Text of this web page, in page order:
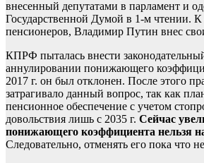
внесенный депутатами в парламент и
Государственной Думой в 1-м чтении.
пенсионеров, Владимир Путин внес
КПРФ пыталась внести
аннулировании понижающего
2017 г. он был отклонен. После этого
затрагивало данный вопрос, так как
пенсионное обеспечение с учетом
довольствия лишь с 2035 г. Сейчас
понижающего коэффициента нельзя
Следовательно, отменять его пока что